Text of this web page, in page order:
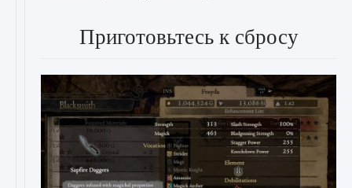
Приготовьтесь к сбросу